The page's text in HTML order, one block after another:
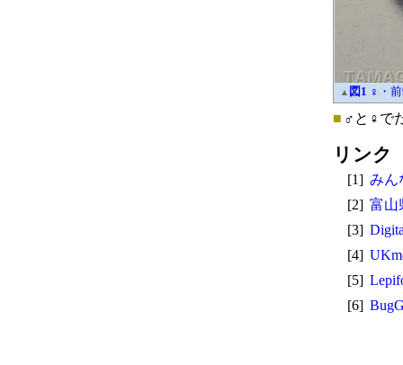
▲ 図1 ♀・
■ ♂と♀で
リンク
[1] みん
[2] 富山
[3]
[4]
[5]
[6]